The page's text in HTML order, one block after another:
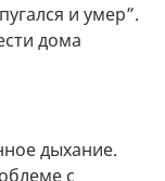
и умер”.
дома
дыхание.
с